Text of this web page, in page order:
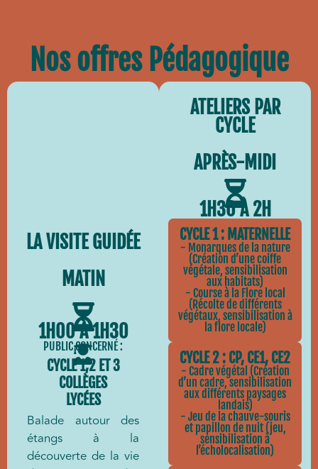
Nos offres Pédagogique
LA VISITE GUIDÉE
MATIN
1H00 À 1H30
PUBLIC CONCERNÉ :
CYCLE 1,2 ET 3
COLLÈGES
LYCÉES
Balade autour des
étangs à la
découverte de la vie
ATELIERS PAR
CYCLE
APRÈS-MIDI
1H30 À 2H
CYCLE 1 : MATERNELLE
- Monarques de la nature
(Création d’une coiffe
végétale, sensibilisation
aux habitats)
- Course à la Flore local
(Récolte de différents
végétaux, sensibilisation à
la flore locale)
CYCLE 2 : CP, CE1, CE2
- Cadre végétal (Création
d’un cadre, sensibilisation
aux différents paysages
landais)
- Jeu de la chauve-souris
et papillon de nuit (jeu,
sensibilisation à
l’écholocalisation)